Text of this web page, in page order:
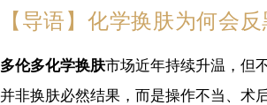
【导语】化学换肤为何会
多伦多化学换肤市场近年持续升温，但
并非换肤必然结果，而是操作不当、术